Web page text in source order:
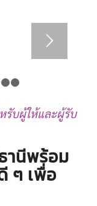
5 6
รับผู้ให้และผู้รับ
านีพร้อม
ๆ เพื่อ